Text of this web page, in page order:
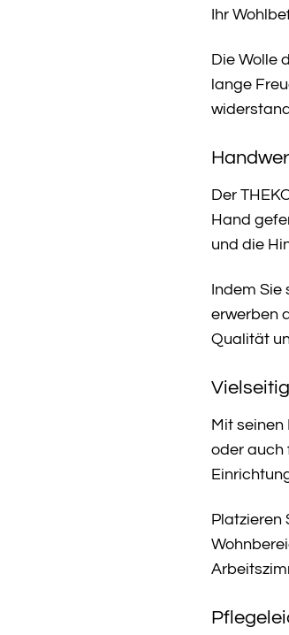
Ihr
Die Wolle
lange
Der
Hand
und die
Indem
erwerben
Qualität
Mit
oder auch
Platzieren